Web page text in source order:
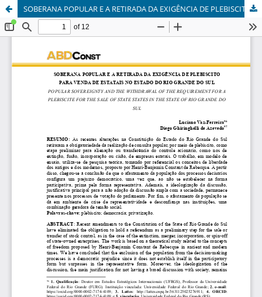
SOBERANA POPULAR E A RETIRADA DA EXIGÊNCIA DE PLEBISCITO PARA VENDA DE ESTATAIS NO ESTADO DO RIO GRANDE DO SUL